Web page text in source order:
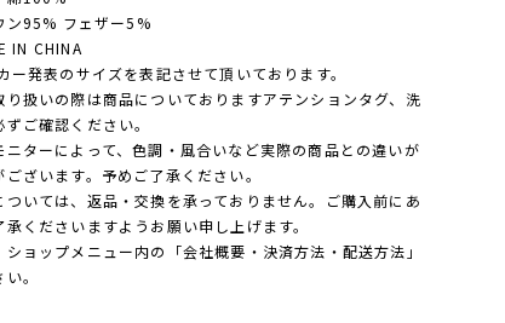
ン95% フェザー5%
IN CHINA
ー発表のサイズを表記させて頂いております。
り扱いの際は商品についておりますアテンションタグ、洗
ご確認ください。
ニターによって、色調・風合いなど実際の商品との違いが
ざいます。予めご了承ください。
ついては、返品・交換を承っておりません。ご購入前にあ
承くださいますようお願い申し上げます。
ョップメニュー内の「会社概要・決済方法・配送方法」
。